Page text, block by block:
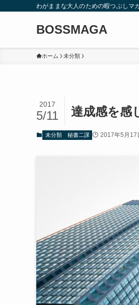
わがままな大人のための暇つぶしマ
BOSSMAGA
ホーム 未分類
達成感を感
2017
5/11
未分類 秘書二課 2017年5月17